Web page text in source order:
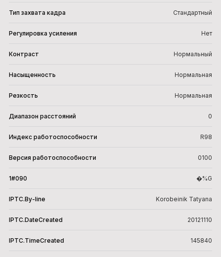
Тип захвата кадра Стандартный
Регулировка усиления Нет
Контраст Нормальный
Насыщенность Нормальная
Резкость Нормальная
Диапазон расстояний 0
Индекс работоспособности R98
Версия работоспособности 0100
1#090 �%G
IPTC.By-line Korobeinik Tatyana
IPTC.DateCreated 20121110
IPTC.TimeCreated 145840